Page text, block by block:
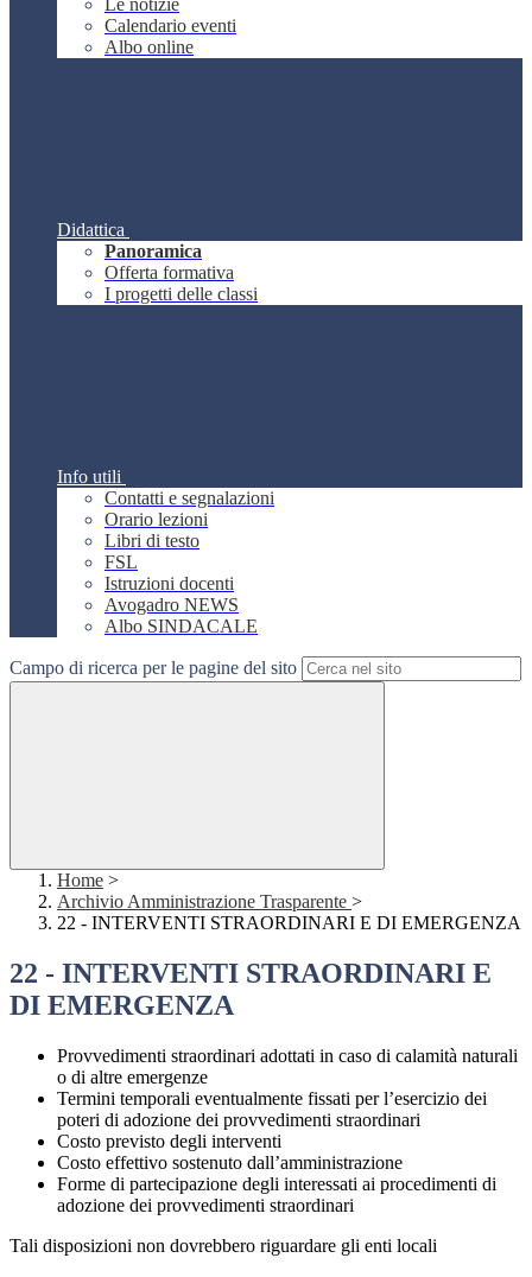
Le notizie
Calendario eventi
Albo online
Didattica
Panoramica
Offerta formativa
I progetti delle classi
Info utili
Contatti e segnalazioni
Orario lezioni
Libri di testo
FSL
Istruzioni docenti
Avogadro NEWS
Albo SINDACALE
Campo di ricerca per le pagine del sito
Home >
Archivio Amministrazione Trasparente >
22 - INTERVENTI STRAORDINARI E DI EMERGENZA
22 - INTERVENTI STRAORDINARI E
DI EMERGENZA
Provvedimenti straordinari adottati in caso di calamità naturali
o di altre emergenze
Termini temporali eventualmente fissati per l’esercizio dei
poteri di adozione dei provvedimenti straordinari
Costo previsto degli interventi
Costo effettivo sostenuto dall’amministrazione
Forme di partecipazione degli interessati ai procedimenti di
adozione dei provvedimenti straordinari
Tali disposizioni non dovrebbero riguardare gli enti locali